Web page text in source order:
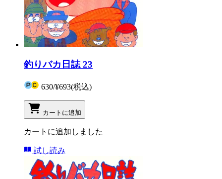
釣りバカ日誌 23
630/¥693(税込)
カートに追加
カートに追加しました
試し読み